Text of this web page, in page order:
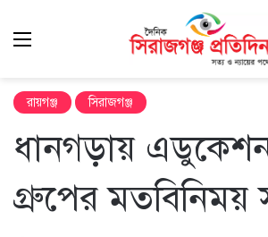
Menu
রায়গঞ্জ সিরাজগঞ্জ
ধানগড়ায়
গ্রুপের মতবিনিময়